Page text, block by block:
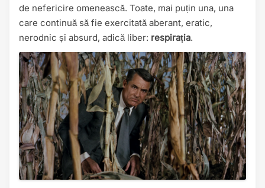
de nefericire omenească. Toate, mai puțin una, una
care continuă să fie exercitată aberant, eratic,
nerodnic și absurd, adică liber: respirația.